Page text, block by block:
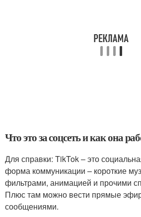
Что это за соцсеть и как она
Для справки: TikTok – это
форма коммуникации – короткие
фильтрами, анимацией и прочими
Плюс там можно вести прямые
сообщениями.